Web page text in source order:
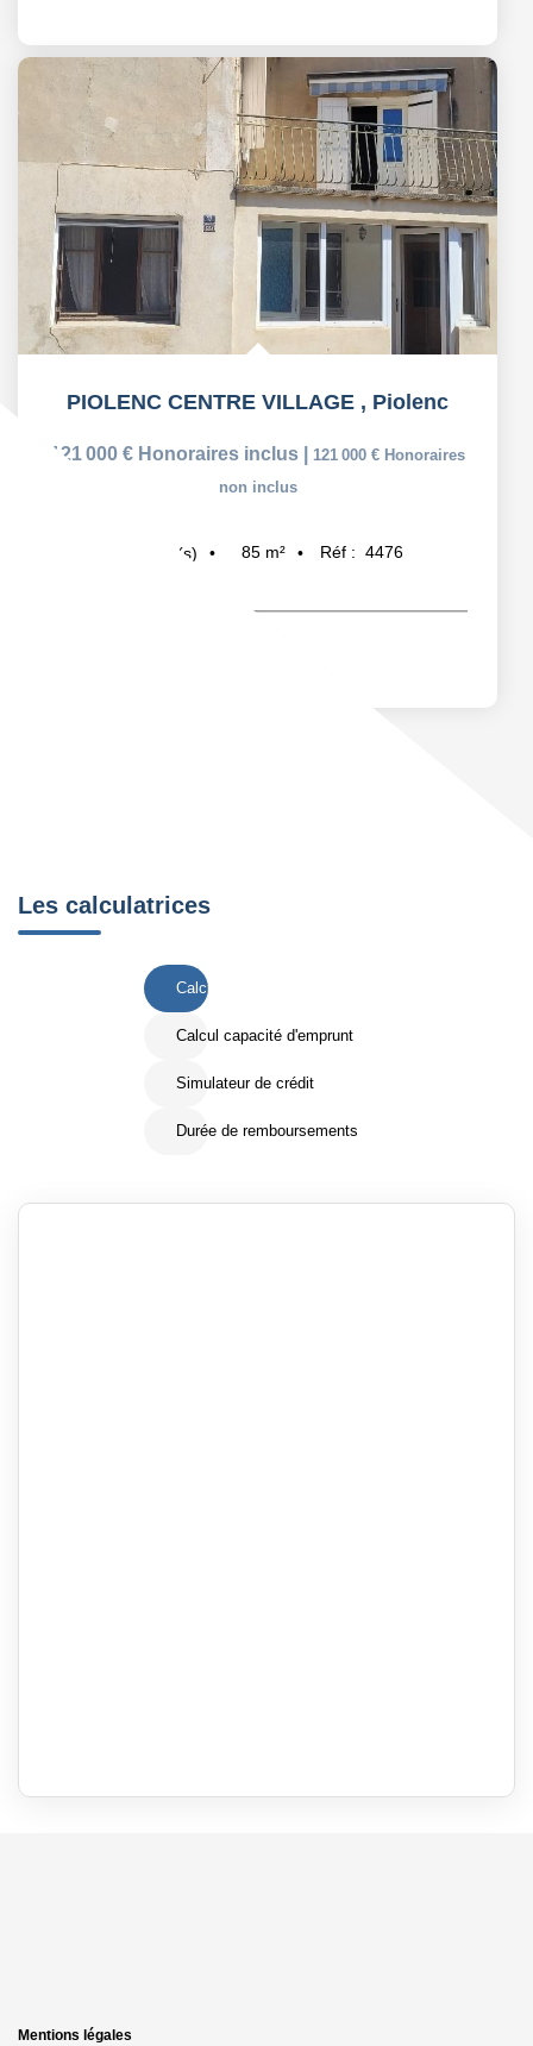
PIOLENC CENTRE VILLAGE , Piolenc
121 000 € Honoraires inclus 121 000 € Honoraires
non inclus
pièce(s) 85 m² Réf : 4476
Les calculatrices
Calcul Frais de notaire
Calcul capacité d'emprunt
Simulateur de crédit
Durée de remboursements
Mentions légales